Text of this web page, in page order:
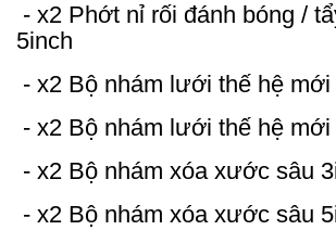
- x2 Phớt nỉ rối đánh bóng /
5inch
- x2 Bộ nhám lưới thế hệ mới
- x2 Bộ nhám lưới thế hệ mới
- x2 Bộ nhám xóa xước sâu
- x2 Bộ nhám xóa xước sâu